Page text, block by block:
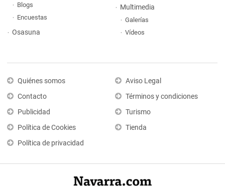
Blogs
Encuestas
Osasuna
Multimedia
Galerías
Vídeos
Quiénes somos
Contacto
Publicidad
Política de Cookies
Política de privacidad
Aviso Legal
Términos y condiciones
Turismo
Tienda